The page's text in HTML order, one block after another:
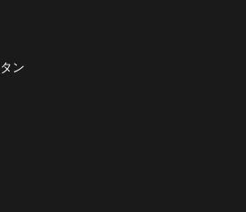
ン